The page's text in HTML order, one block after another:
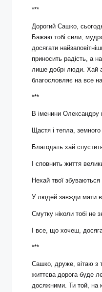
***
Дорогий Сашко,
Бажаю тобі сили,
досягати
приносить радість, а
лише добрі люди. Хай
благословляє на все
***
В іменини
Щастя і тепла,
Благодать хай
І сповнить життя
Нехай твої
У людей завжди мати
Смутку ніколи тобі не
І все, що хочеш,
***
Сашко, друже, вітаю з
життєва дорога буде
досяжними. Ти той, на